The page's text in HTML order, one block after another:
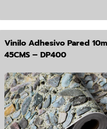
Vinilo Adhesivo Pared
45CMS – DP400